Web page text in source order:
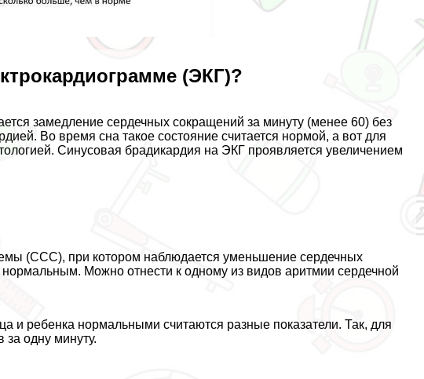
(ЭКГ)?
замедление сердечных сокращений за минуту (менее 60) без
Во время сна такое состояние считается нормой, а вот для
Синусовая брадикардия на ЭКГ проявляется увеличением
(ССС), при котором наблюдается уменьшение сердечных
Можно отнести к одному из видов аритмии сердечной
и ребенка нормальными считаются разные показатели. Так, для
за одну минуту.